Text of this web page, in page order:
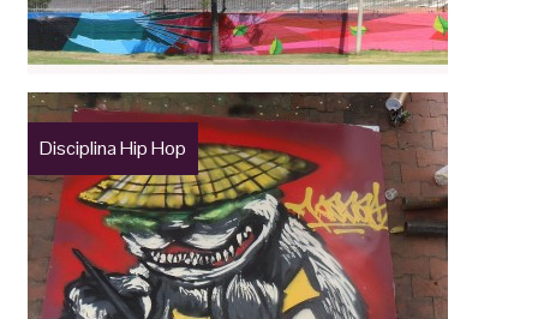
Disciplina Hip Hop